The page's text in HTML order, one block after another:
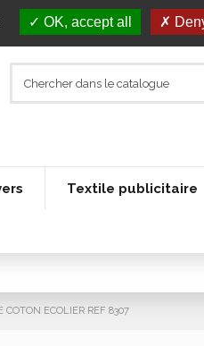
Textile publicitaire
COTON ECOLIER REF 8307
OK, accept all